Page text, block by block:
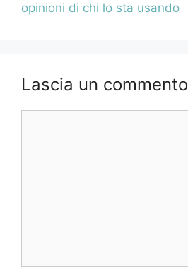
opinioni di chi lo sta usando
Lascia un commento